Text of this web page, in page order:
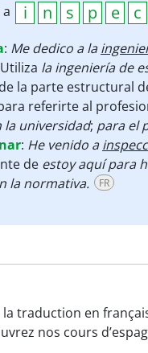
: Me dedico a la
Utiliza la ingeniería de
la parte estructural
referirte al
universidad; para el
: He venido a
de estoy aquí para
la normativa.
FR
traduction en
nos cours